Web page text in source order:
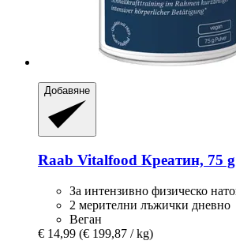
Добавяне
Raab Vitalfood Креатин, 75 g
За интензивно физическо
2 мерителни лъжички дневно
Веган
€ 14,99 (€ 199,87 / kg)